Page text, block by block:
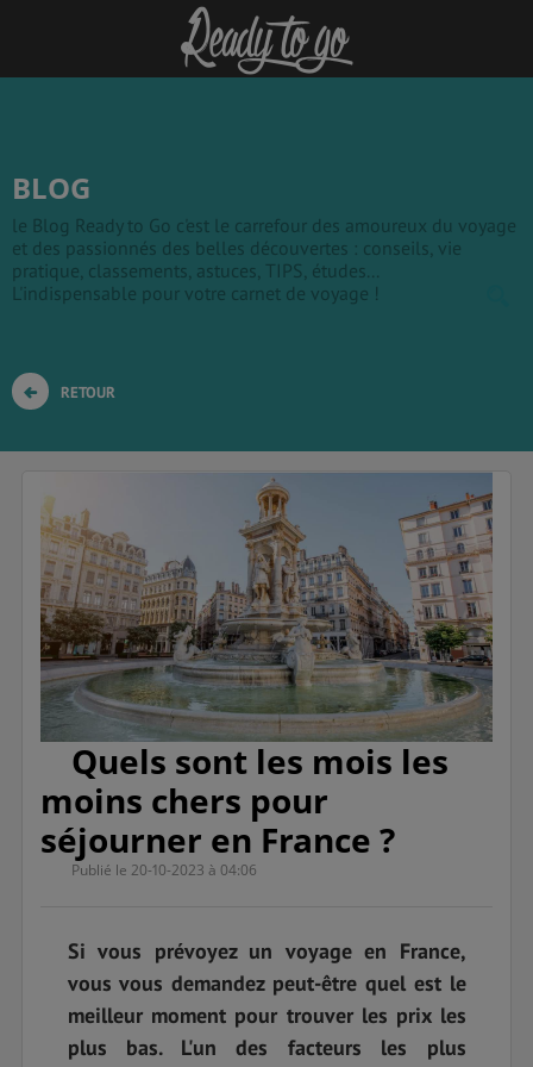
BLOG
le Blog Ready to Go c'est le carrefour des amoureux du voyage
et des passionnés des belles découvertes : conseils, vie
pratique, classements, astuces, TIPS, études...
L'indispensable pour votre carnet de voyage !
RETOUR
Quels sont les mois les
moins chers pour
séjourner en France ?
Publié le 20-10-2023 à 04:06
Si vous prévoyez un voyage en France,
vous vous demandez peut-être quel est le
meilleur moment pour trouver les prix les
plus bas. L'un des facteurs les plus